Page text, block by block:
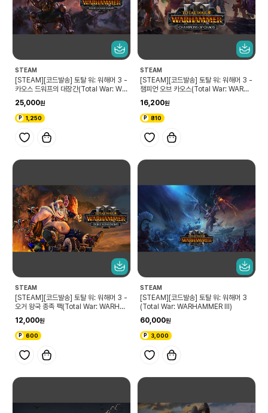
STEAM
[STEAM][코드발송] 토탈 워: 워해머 3 -
카오스 드워프의 대장간(Total War: WA
Dwarfs)
25,000
1,250
STEAM
[STEAM][코드발송] 토탈 워: 워해머 3 -
챔피언 오브 카오스(Total War: WARH
16,200
810
STEAM
[STEAM][코드발송] 토탈 워: 워해머 3 -
오거 왕국 종족 팩(Total War: WARHA
12,000
600
STEAM
[STEAM][코드발송] 토탈 워: 워해머 3
(Total War: WARHAMMER III)
60,000
3,000